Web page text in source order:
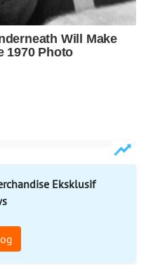
Eksklusif